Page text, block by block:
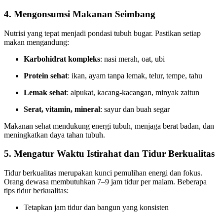
4. Mengonsumsi Makanan Seimbang
Nutrisi yang tepat menjadi pondasi tubuh bugar. Pastikan setiap
makan mengandung:
Karbohidrat kompleks: nasi merah, oat, ubi
Protein sehat: ikan, ayam tanpa lemak, telur, tempe, tahu
Lemak sehat: alpukat, kacang-kacangan, minyak zaitun
Serat, vitamin, mineral: sayur dan buah segar
Makanan sehat mendukung energi tubuh, menjaga berat badan, dan
meningkatkan daya tahan tubuh.
5. Mengatur Waktu Istirahat dan Tidur Berkualitas
Tidur berkualitas merupakan kunci pemulihan energi dan fokus.
Orang dewasa membutuhkan 7–9 jam tidur per malam. Beberapa
tips tidur berkualitas:
Tetapkan jam tidur dan bangun yang konsisten